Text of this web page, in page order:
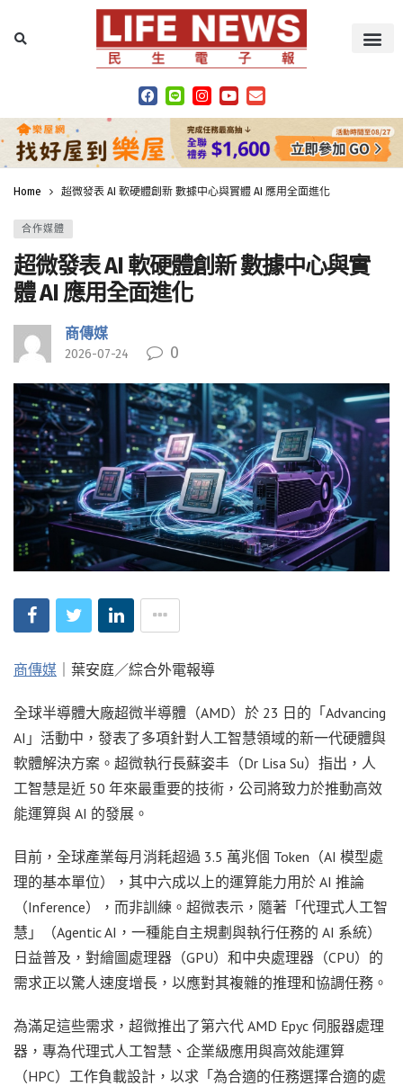
Home 超微發表 AI 軟硬體創新 數據中心與實體 AI 應用全面進化
合作媒體
超微發表 AI 軟硬體創新 數據中心與實
體 AI 應用全面進化
商傳媒
2026-07-24 0
商傳媒 ｜葉安庭／綜合外電報導
全球半導體大廠超微半導體（AMD）於 23 日的「Advancing
AI」活動中，發表了多項針對人工智慧領域的新一代硬體與
軟體解決方案。超微執行長蘇姿丰（Dr Lisa Su）指出，人
工智慧是近 50 年來最重要的技術，公司將致力於推動高效
能運算與 AI 的發展。
目前，全球產業每月消耗超過 3.5 萬兆個 Token（AI 模型處
理的基本單位），其中六成以上的運算能力用於 AI 推論
（Inference），而非訓練。超微表示，隨著「代理式人工智
慧」（Agentic AI，一種能自主規劃與執行任務的 AI 系統）
日益普及，對繪圖處理器（GPU）和中央處理器（CPU）的
需求正以驚人速度增長，以應對其複雜的推理和協調任務。
為滿足這些需求，超微推出了第六代 AMD Epyc 伺服器處理
器，專為代理式人工智慧、企業級應用與高效能運算
（HPC）工作負載設計，以求「為合適的任務選擇合適的處